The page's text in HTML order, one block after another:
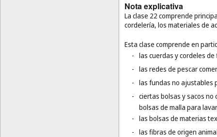
Nota explicativa
La clase 22 comprende
cordelería, los materiales de
Esta clase comprende en
- las cuerdas y cordeles
- las redes de pescar
- las fundas no ajustables
- ciertas bolsas y sacos
bolsas de malla para
- las bolsas de materias
- las fibras de origen